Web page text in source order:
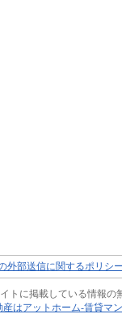
外部送信に関するポリシ
トに掲載している情報の
産はアットホーム-賃貸マ